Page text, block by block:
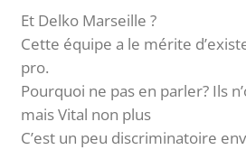
Et Delko Marseille ?
Cette équipe a le mérite
pro.
Pourquoi ne pas en parler? Ils
mais Vital non plus
C’est un peu discriminatoire